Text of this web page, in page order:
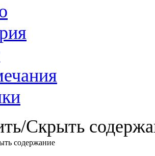
Скрыть
содержание